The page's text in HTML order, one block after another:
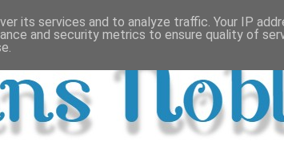
its services and to analyze traffic. Your IP
and security metrics to ensure quality of